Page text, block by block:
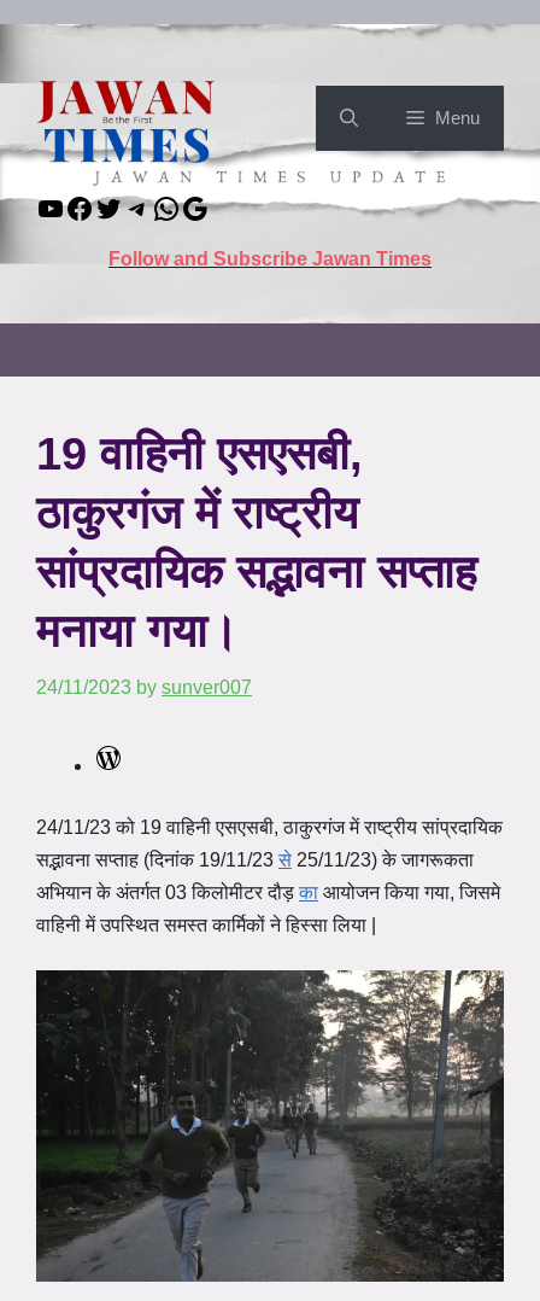
content
Menu
YouTube
Facebook
TwitterTelegram
WhatsApp
Google
Follow and Subscribe Jawan Times
19 वाहिनी एसएसबी,
ठाकुरगंज में राष्ट्रीय
सांप्रदायिक सद्भावना सप्ताह
मनाया गया।
24/11/2023 by sunver007
24/11/23 को 19 वाहिनी एसएसबी, ठाकुरगंज में राष्ट्रीय सांप्रदायिक
सद्भावना सप्ताह (दिनांक 19/11/23से 25/11/23) के जागरूकता
अभियान के अंतर्गत 03 किलोमीटर दौड़का आयोजन किया गया, जिसमे
वाहिनी में उपस्थित समस्त कार्मिकों ने हिस्सा लिया |